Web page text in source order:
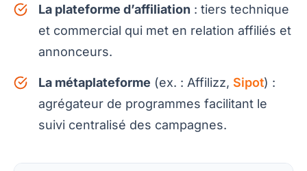
La plateforme d’affiliation : tiers technique
et commercial qui met en relation affiliés et
annonceurs.
La métaplateforme (ex. : Affilizz, Sipot) :
agrégateur de programmes facilitant le
suivi centralisé des campagnes.